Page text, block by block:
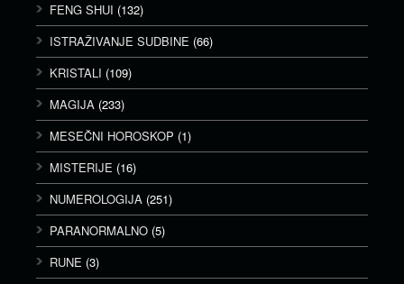
FENG SHUI (132)
ISTRAŽIVANJE SUDBINE (66)
KRISTALI (109)
MAGIJA (233)
MESEČNI HOROSKOP (1)
MISTERIJE (16)
NUMEROLOGIJA (251)
PARANORMALNO (5)
RUNE (3)